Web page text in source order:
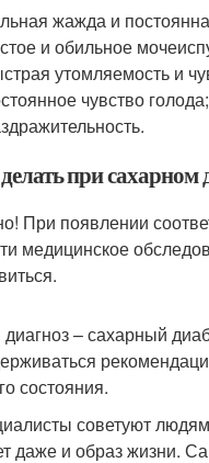
жажда и
и обильное
утомляемость и
чувство голода;
при сахарном
При появлении
медицинское
– сахарный
состояния.
советуют
даже и образ жизни.